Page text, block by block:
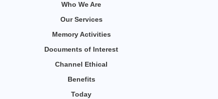
Who We Are
Our Services
Memory Activities
Documents of Interest
Channel Ethical
Benefits
Today